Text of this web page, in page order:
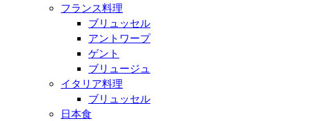
フランス料理
ブリュッセル
アントワープ
ゲント
ブリュージュ
イタリア料理
ブリュッセル
日本食